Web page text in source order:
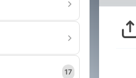
17